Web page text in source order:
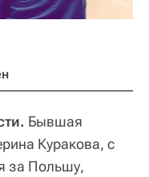
Бывшая
Куракова, с
за Польшу,